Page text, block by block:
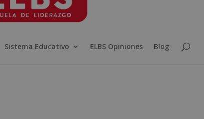
Sistema Educativo ELBS Opiniones Blog